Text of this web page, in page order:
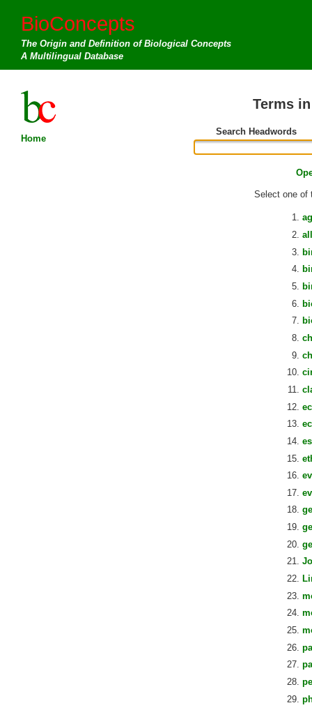
BioConcepts
The Origin and Definition of Biological Concepts
A Multilingual Database
Home
Terms
Search Headwords
Select one of